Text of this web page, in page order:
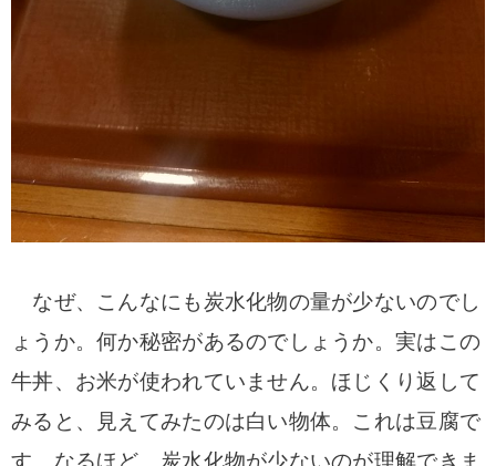
なぜ、こんなにも炭水化物の量が少ないのでし
ょうか。何か秘密があるのでしょうか。実はこの
牛丼、お米が使われていません。ほじくり返して
みると、見えてみたのは白い物体。これは豆腐で
す。なるほど、炭水化物が少ないのが理解できま